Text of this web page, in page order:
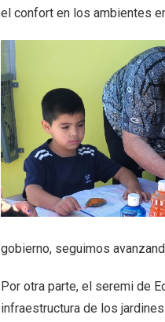
el confort en los ambientes
gobierno, seguimos
Por otra parte, el seremi de
infraestructura de los